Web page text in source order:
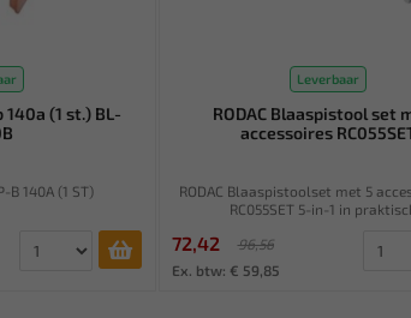
(1 st.) BL-
B 140A (1 ST)
Leverbaar
RODAC Blaaspistool set
accessoires
RODAC Blaaspistoolset met 5
RC055SET 5-in-1 in
72,42
96,56
Ex. btw: € 59,85